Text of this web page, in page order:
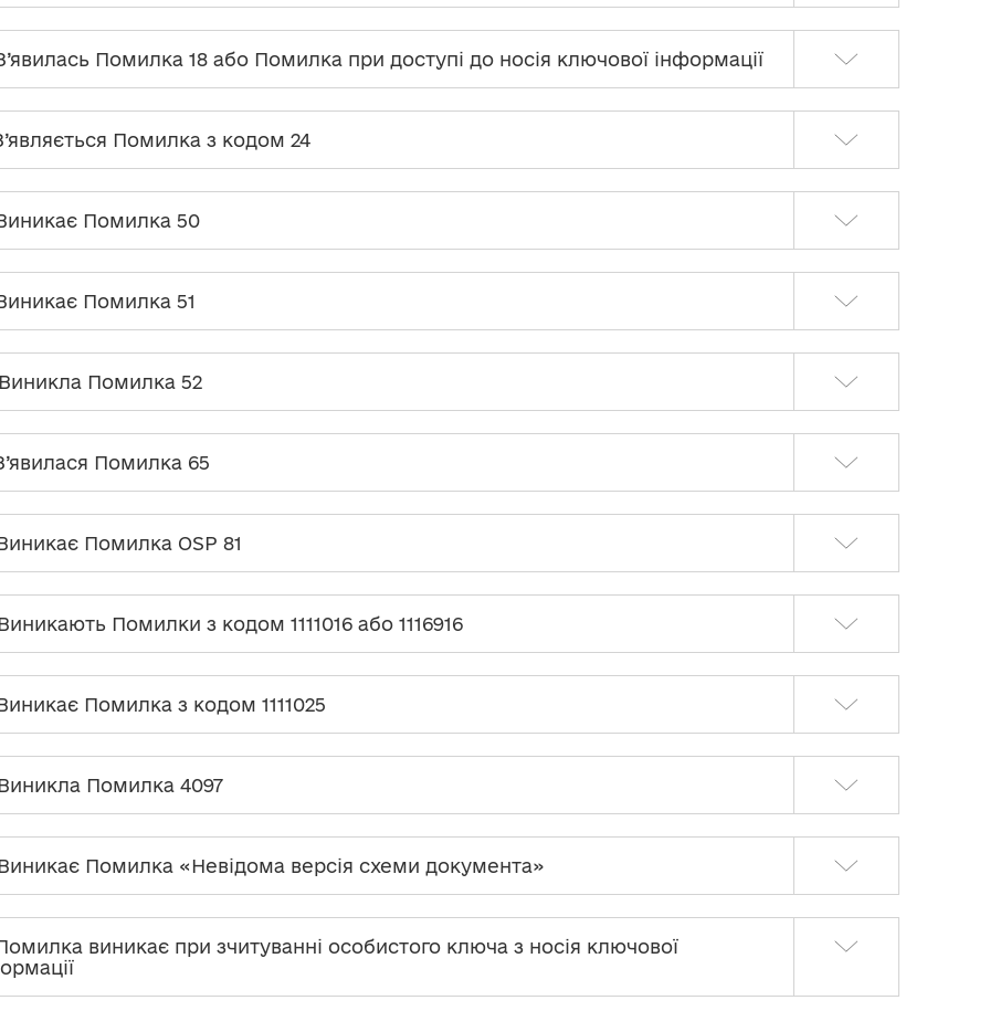
Помилка 18 або Помилка при доступі до носія ключової інформації
Помилка з кодом 24
Помилка 50
Помилка 51
Помилка 52
Помилка 65
Помилка OSP 81
Помилки з кодом 1111016 або 1116916
Помилка з кодом 1111025
Помилка 4097
Помилка «Невідома версія схеми документа»
виникає при зчитуванні особистого ключа з носія ключової